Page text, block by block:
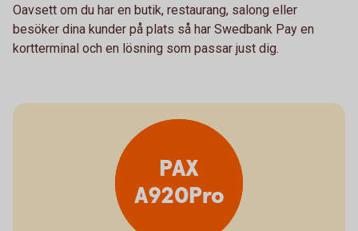
Oavsett om du har en butik, restaurang, salong eller
besöker dina kunder på plats så har Swedbank Pay en
kortterminal och en lösning som passar just dig.
PAX
A920Pro